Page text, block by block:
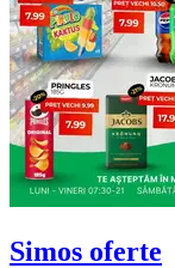
Simos oferte